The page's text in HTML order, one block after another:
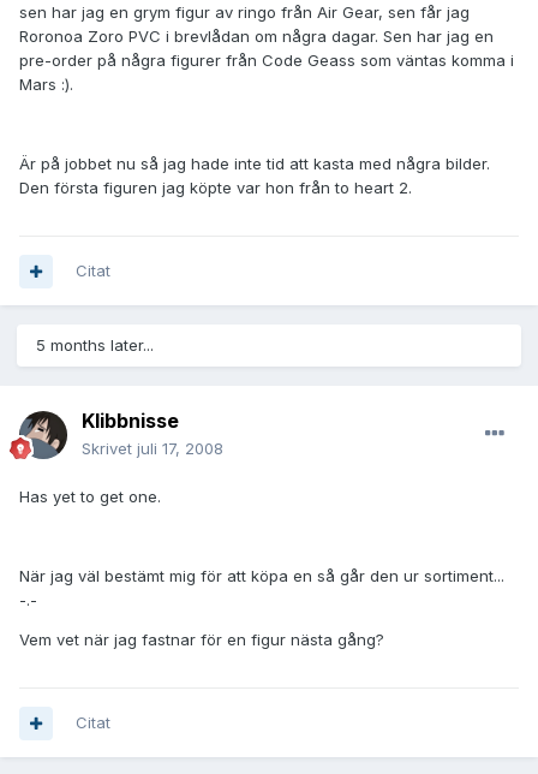
sen har jag en grym figur av ringo från Air Gear, sen får jag
Roronoa Zoro PVC i brevlådan om några dagar. Sen har jag en
pre-order på några figurer från Code Geass som väntas komma i
Mars :).
Är på jobbet nu så jag hade inte tid att kasta med några bilder.
Den första figuren jag köpte var hon från to heart 2.
Citat
5 months later...
Klibbnisse
Skrivet juli 17, 2008
Has yet to get one.
När jag väl bestämt mig för att köpa en så går den ur sortiment...
-.-
Vem vet när jag fastnar för en figur nästa gång?
Citat